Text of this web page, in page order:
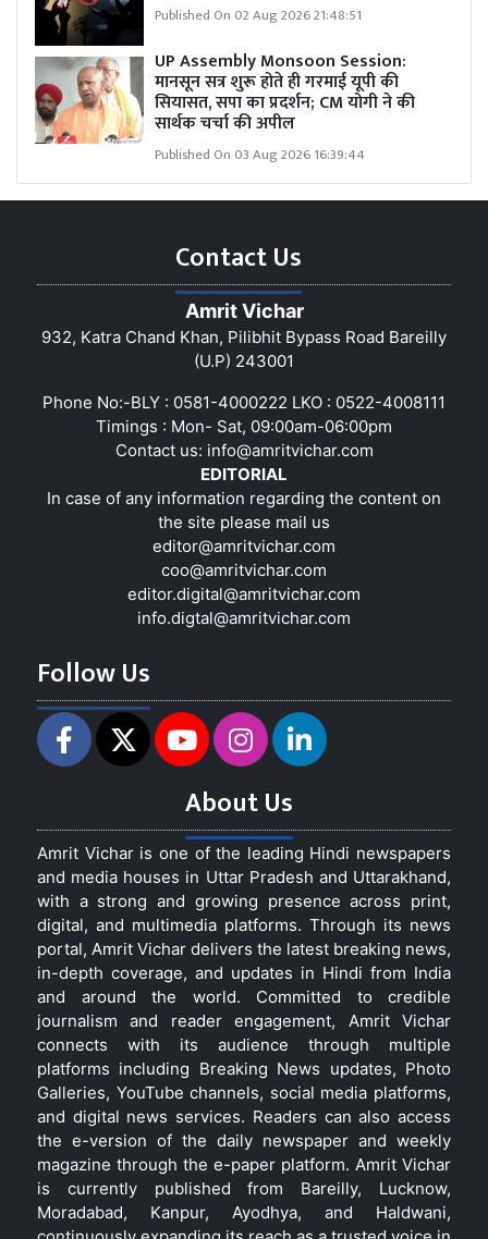
Published On 02 Aug 2026 21:48:51
UP Assembly Monsoon Session:
मानसून सत्र शुरू होते ही गरमाई यूपी की
सियासत, सपा का प्रदर्शन; CM योगी ने की
सार्थक चर्चा की अपील
Published On 03 Aug 2026 16:39:44
Contact Us
Amrit Vichar
932, Katra Chand Khan, Pilibhit Bypass Road Bareilly
(U.P) 243001
Phone No:-BLY : 0581-4000222 LKO : 0522-4008111
Timings : Mon- Sat, 09:00am-06:00pm
Contact us: info@amritvichar.com
EDITORIAL
In case of any information regarding the content on
the site please mail us
editor@amritvichar.com
coo@amritvichar.com
editor.digital@amritvichar.com
info.digtal@amritvichar.com
Follow Us
About Us
Amrit Vichar is one of the leading Hindi newspapers
and media houses in Uttar Pradesh and Uttarakhand,
with a strong and growing presence across print,
digital, and multimedia platforms. Through its news
portal, Amrit Vichar delivers the latest breaking news,
in-depth coverage, and updates in Hindi from India
and around the world. Committed to credible
journalism and reader engagement, Amrit Vichar
connects with its audience through multiple
platforms including Breaking News updates, Photo
Galleries, YouTube channels, social media platforms,
and digital news services. Readers can also access
the e-version of the daily newspaper and weekly
magazine through the e-paper platform. Amrit Vichar
is currently published from Bareilly, Lucknow,
Moradabad, Kanpur, Ayodhya, and Haldwani,